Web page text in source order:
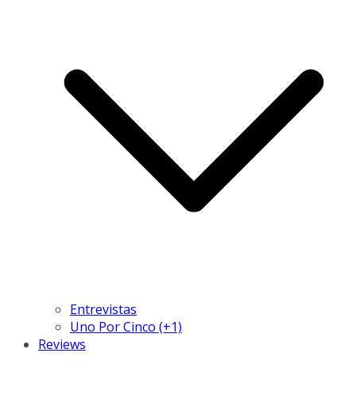
Entrevistas
Uno Por Cinco (+1)
Reviews